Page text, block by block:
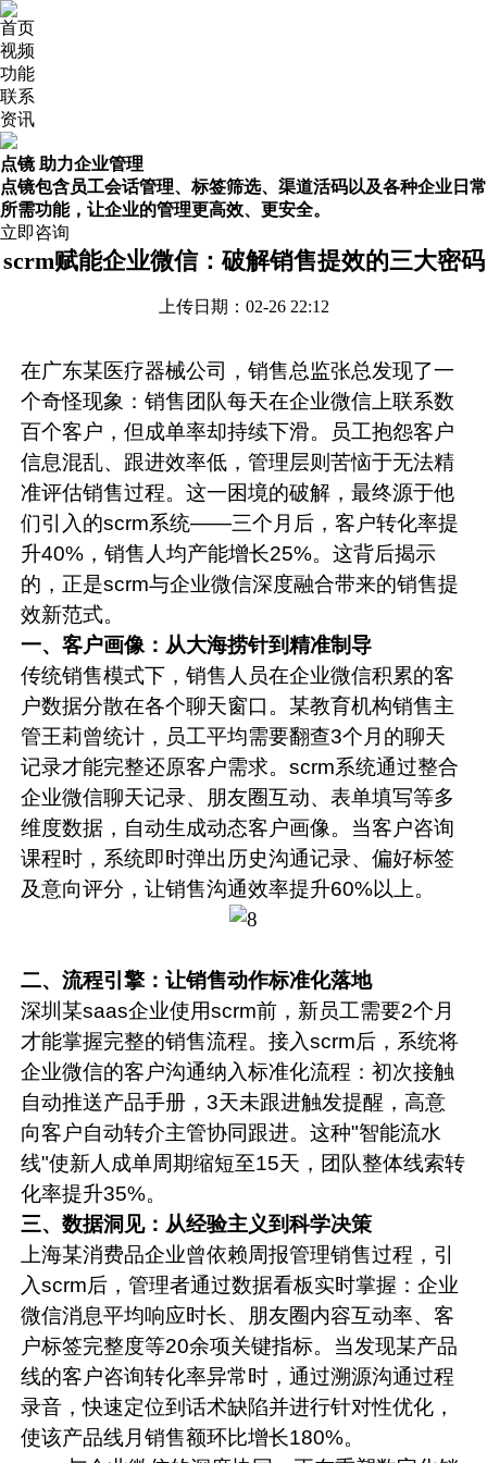
首页
视频
功能
联系
资讯
点镜 助力企业管理
点镜包含员工会话管理、标签筛选、渠道活码以及各种企业日常
所需功能，让企业的管理更高效、更安全。
立即咨询
scrm赋能企业微信：破解销售提效的三大密码
上传日期：02-26 22:12
在广东某医疗器械公司，销售总监张总发现了一
个奇怪现象：销售团队每天在企业微信上联系数
百个客户，但成单率却持续下滑。员工抱怨客户
信息混乱、跟进效率低，管理层则苦恼于无法精
准评估销售过程。这一困境的破解，最终源于他
们引入的scrm系统——三个月后，客户转化率提
升40%，销售人均产能增长25%。这背后揭示
的，正是scrm与企业微信深度融合带来的销售提
效新范式。
一、客户画像：从大海捞针到精准制导
传统销售模式下，销售人员在企业微信积累的客
户数据分散在各个聊天窗口。某教育机构销售主
管王莉曾统计，员工平均需要翻查3个月的聊天
记录才能完整还原客户需求。scrm系统通过整合
企业微信聊天记录、朋友圈互动、表单填写等多
维度数据，自动生成动态客户画像。当客户咨询
课程时，系统即时弹出历史沟通记录、偏好标签
及意向评分，让销售沟通效率提升60%以上。
二、流程引擎：让销售动作标准化落地
深圳某saas企业使用scrm前，新员工需要2个月
才能掌握完整的销售流程。接入scrm后，系统将
企业微信的客户沟通纳入标准化流程：初次接触
自动推送产品手册，3天未跟进触发提醒，高意
向客户自动转介主管协同跟进。这种"智能流水
线"使新人成单周期缩短至15天，团队整体线索转
化率提升35%。
三、数据洞见：从经验主义到科学决策
上海某消费品企业曾依赖周报管理销售过程，引
入scrm后，管理者通过数据看板实时掌握：企业
微信消息平均响应时长、朋友圈内容互动率、客
户标签完整度等20余项关键指标。当发现某产品
线的客户咨询转化率异常时，通过溯源沟通过程
录音，快速定位到话术缺陷并进行针对性优化，
使该产品线月销售额环比增长180%。